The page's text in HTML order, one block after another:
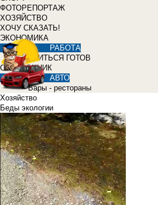
ФОТОРЕПОРТАЖ
ХОЗЯЙСТВО
ХОЧУ СКАЗАТЬ!
ЭКОНОМИКА
РАБОТА
УЧИТЬСЯ ГОТОВ
СПРАВОЧНИК
АВТО
Бары - рестораны
Хозяйство
Беды экологии